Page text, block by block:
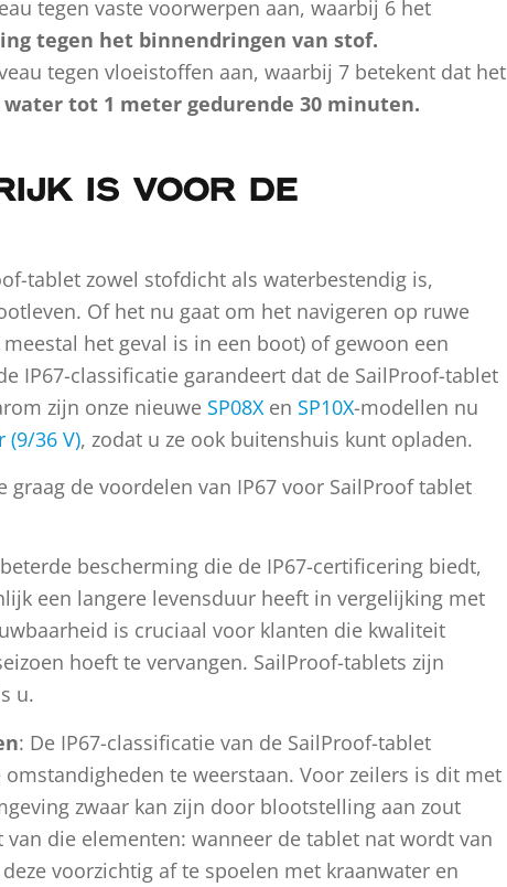
tegen vaste voorwerpen aan, waarbij 6 het
tegen het binnendringen van stof.
tegen vloeistoffen aan, waarbij 7 betekent dat het
tot 1 meter gedurende 30 minuten.
IS VOOR DE
tablet zowel stofdicht als waterbestendig is,
Of het nu gaat om het navigeren op ruwe
het geval is in een boot) of gewoon een
IP67-classificatie garandeert dat de SailProof-tablet
zijn onze nieuwe SP08X en SP10X-modellen nu
(9/36 V), zodat u ze ook buitenshuis kunt opladen.
de voordelen van IP67 voor SailProof tablet
bescherming die de IP67-certificering biedt,
een langere levensduur heeft in vergelijking met
is cruciaal voor klanten die kwaliteit
hoeft te vervangen. SailProof-tablets zijn
u.
: De IP67-classificatie van de SailProof-tablet
te weerstaan. Voor zeilers is dit met
zwaar kan zijn door blootstelling aan zout
die elementen: wanneer de tablet nat wordt van
voorzichtig af te spoelen met kraanwater en